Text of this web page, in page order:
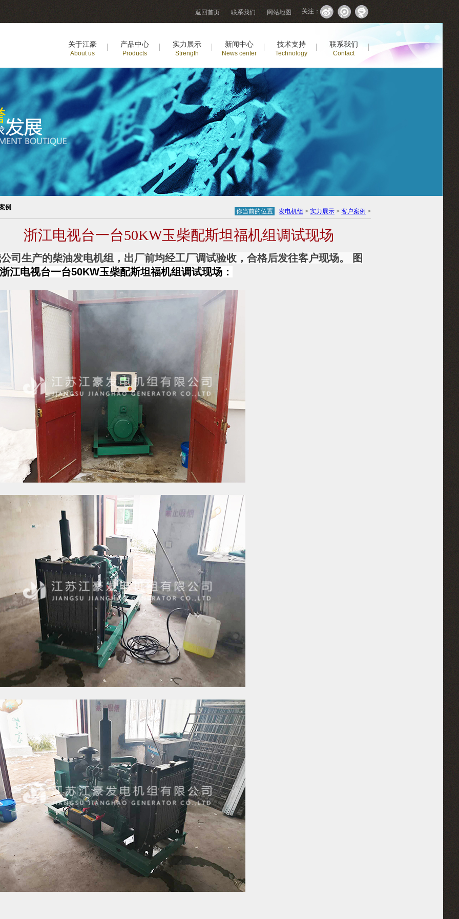
返回首页 联系我们 网站地图 关注：
关于江豪
About us
产品中心
Products
实力展示
Strength
新闻中心
News center
技术支持
Technology
联系我们
Contact
你当前的位置 发电机组 > 实力展示 > 客户案例 >
例
浙江电视台一台50KW玉柴配斯坦福机组调试现场
司生产的柴油发电机组，出厂前均经工厂调试验收，合格后发往客户现场。 图
浙江电视台一台50KW玉柴配斯坦福机组调试现场：